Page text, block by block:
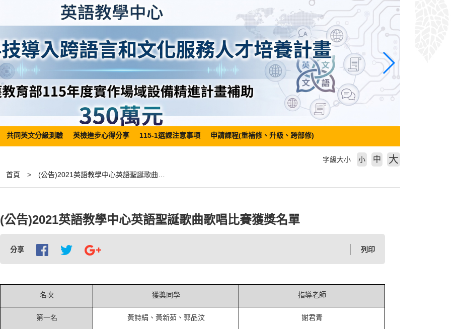
共同英文分級測驗 英檢進步心得分享 115-1選課注意事項 申請課程(重補修、升級、跨部修)
首頁
字級大小 小 中 大
(公告)2021英語教學中心英語聖誕歌曲歌唱比賽獲獎名單
分享 列印
名次 獲獎同學 指導老師
第一名 黃詩絹、黃新茹、郭品汶 謝君青